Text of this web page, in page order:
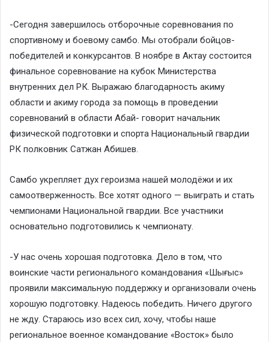
-Сегодня завершилось отборочные соревнования по
спортивному и боевому самбо. Мы отобрали бойцов-
победителей и конкурсантов. В ноябре в Актау состоится
финальное соревнование на кубок Министерства
внутренних дел РК. Выражаю благодарность акиму
области и акиму города за помощь в проведении
соревнований в области Абай- говорит начальник
физической подготовки и спорта Национальный гвардии
РК полковник Сатжан Абишев.
Самбо укрепляет дух героизма нашей молодёжи и их
самоотверженность. Все хотят одного — выиграть и стать
чемпионами Национальной гвардии. Все участники
основательно подготовились к чемпионату.
-У нас очень хорошая подготовка. Дело в том, что
воинские части регионального командования «Шығыс»
проявили максимальную поддержку и организовали очень
хорошую подготовку. Надеюсь победить. Ничего другого
не жду. Стараюсь изо всех сил, хочу, чтобы наше
региональное военное командование «Восток» было